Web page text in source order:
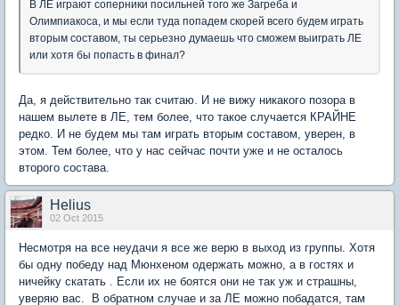
В ЛЕ играют соперники посильней того же Загреба и
Олимпиакоса, и мы если туда попадем скорей всего будем играть
вторым составом, ты серьезно думаешь что сможем выиграть ЛЕ
или хотя бы попасть в финал?
Да, я действительно так считаю. И не вижу никакого позора в
нашем вылете в ЛЕ, тем более, что такое случается КРАЙНЕ
редко. И не будем мы там играть вторым составом, уверен, в
этом. Тем более, что у нас сейчас почти уже и не осталось
второго состава.
Helius
02 Oct 2015
Несмотря на все неудачи я все же верю в выход из группы. Хотя
бы одну победу над Мюнхеном одержать можно, а в гостях и
ничейку скатать . Если их не боятся они не так уж и страшны,
уверяю вас. В обратном случае и за ЛЕ можно побадатся, там